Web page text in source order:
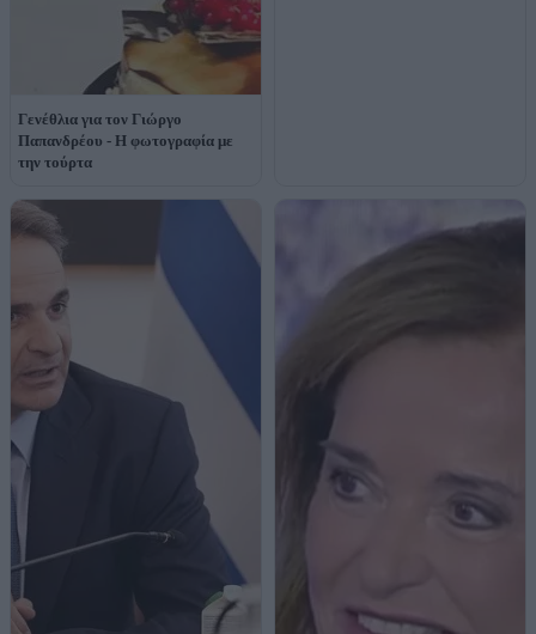
Γενέθλια για τον Γιώργο
Παπανδρέου - Η φωτογραφία με
την τούρτα